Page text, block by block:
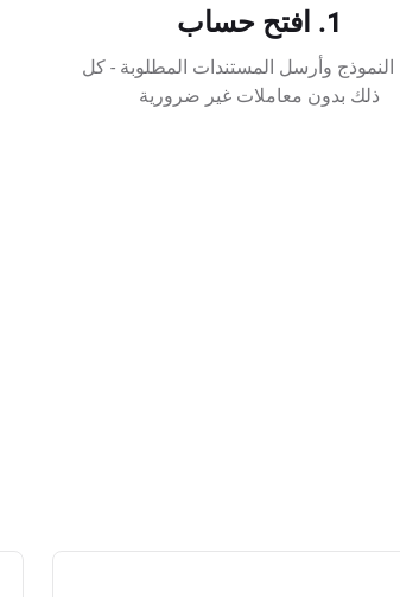
1. افتح حساب
وأرسل المستندات المطلوبة - كل
ذلك بدون معاملات غير ضرورية